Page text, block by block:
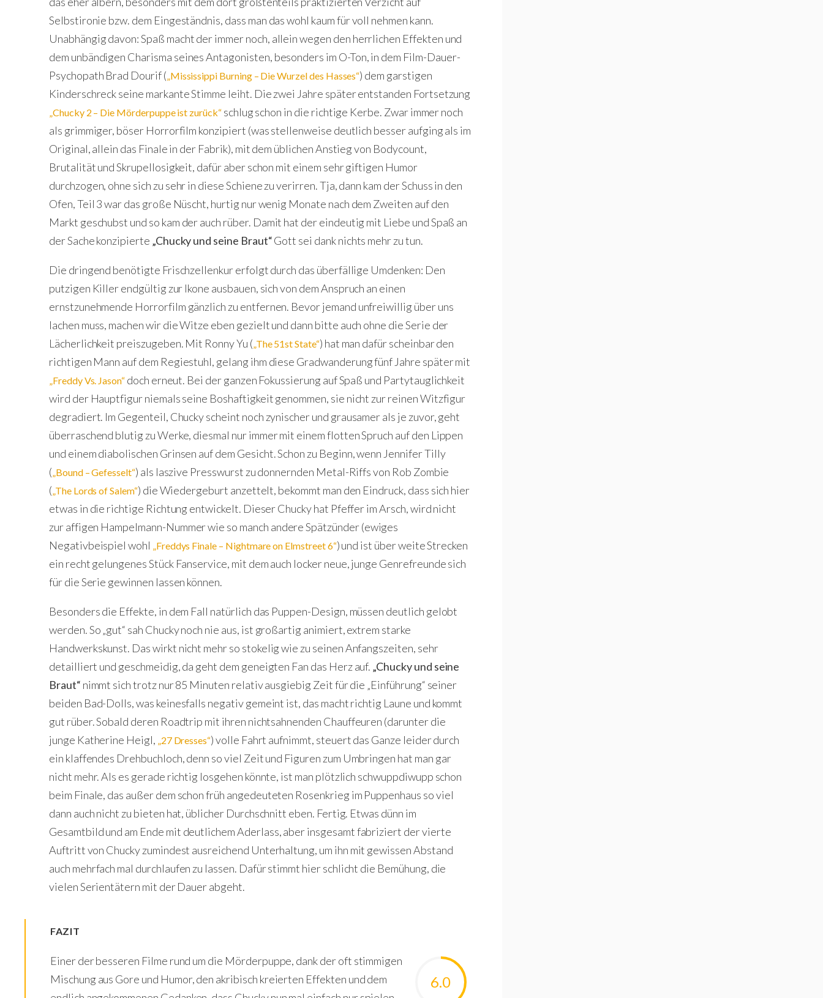
Selbstironie bzw. dem Eingeständnis, dass man das wohl kaum für voll nehmen kann.
Unabhängig davon: Spaß macht der immer noch, allein wegen den herrlichen Effekten und
dem unbändigen Charisma seines Antagonisten, besonders im O-Ton, in dem Film-Dauer-
Psychopath Brad Dourif („Mississippi Burning – Die Wurzel des Hasses“) dem garstigen
Kinderschreck seine markante Stimme leiht. Die zwei Jahre später entstanden Fortsetzung
„Chucky 2 – Die Mörderpuppe ist zurück“schlug schon in die richtige Kerbe. Zwar immer noch
als grimmiger, böser Horrorfilm konzipiert (was stellenweise deutlich besser aufging als im
Original, allein das Finale in der Fabrik), mit dem üblichen Anstieg von Bodycount,
Brutalität und Skrupellosigkeit, dafür aber schon mit einem sehr giftigen Humor
durchzogen, ohne sich zu sehr in diese Schiene zu verirren. Tja, dann kam der Schuss in den
Ofen, Teil 3 war das große Nüscht, hurtig nur wenig Monate nach dem Zweiten auf den
Markt geschubst und so kam der auch rüber. Damit hat der eindeutig mit Liebe und Spaß an
der Sache konzipierte „Chucky und seine Braut“Gott sei dank nichts mehr zu tun.
Die dringend benötigte Frischzellenkur erfolgt durch das überfällige Umdenken: Den
putzigen Killer endgültig zur Ikone ausbauen, sich von dem Anspruch an einen
ernstzunehmende Horrorfilm gänzlich zu entfernen. Bevor jemand unfreiwillig über uns
lachen muss, machen wir die Witze eben gezielt und dann bitte auch ohne die Serie der
Lächerlichkeit preiszugeben. Mit Ronny Yu („The 51st State“) hat man dafür scheinbar den
richtigen Mann auf dem Regiestuhl, gelang ihm diese Gradwanderung fünf Jahre später mit
„Freddy Vs. Jason“ doch erneut. Bei der ganzen Fokussierung auf Spaß und Partytauglichkeit
wird der Hauptfigur niemals seine Boshaftigkeit genommen, sie nicht zur reinen Witzfigur
degradiert. Im Gegenteil, Chucky scheint noch zynischer und grausamer als je zuvor, geht
überraschend blutig zu Werke, diesmal nur immer mit einem flotten Spruch auf den Lippen
und einem diabolischen Grinsen auf dem Gesicht. Schon zu Beginn, wenn Jennifer Tilly
(„Bound – Gefesselt“) als laszive Presswurst zu donnernden Metal-Riffs von Rob Zombie
(„The Lords of Salem“) die Wiedergeburt anzettelt, bekommt man den Eindruck, dass sich hier
etwas in die richtige Richtung entwickelt. Dieser Chucky hat Pfeffer im Arsch, wird nicht
zur affigen Hampelmann-Nummer wie so manch andere Spätzünder (ewiges
Negativbeispiel wohl „Freddys Finale – Nightmare on Elmstreet 6“) und ist über weite Strecken
ein recht gelungenes Stück Fanservice, mit dem auch locker neue, junge Genrefreunde sich
für die Serie gewinnen lassen können.
Besonders die Effekte, in dem Fall natürlich das Puppen-Design, müssen deutlich gelobt
werden. So „gut“ sah Chucky noch nie aus, ist großartig animiert, extrem starke
Handwerkskunst. Das wirkt nicht mehr so stokelig wie zu seinen Anfangszeiten, sehr
detailliert und geschmeidig, da geht dem geneigten Fan das Herz auf. „Chucky und seine
Braut“ nimmt sich trotz nur 85 Minuten relativ ausgiebig Zeit für die „Einführung“ seiner
beiden Bad-Dolls, was keinesfalls negativ gemeint ist, das macht richtig Laune und kommt
gut rüber. Sobald deren Roadtrip mit ihren nichtsahnenden Chauffeuren (darunter die
junge Katherine Heigl, „27 Dresses“) volle Fahrt aufnimmt, steuert das Ganze leider durch
ein klaffendes Drehbuchloch, denn so viel Zeit und Figuren zum Umbringen hat man gar
nicht mehr. Als es gerade richtig losgehen könnte, ist man plötzlich schwuppdiwupp schon
beim Finale, das außer dem schon früh angedeuteten Rosenkrieg im Puppenhaus so viel
dann auch nicht zu bieten hat, üblicher Durchschnitt eben. Fertig. Etwas dünn im
Gesamtbild und am Ende mit deutlichem Aderlass, aber insgesamt fabriziert der vierte
Auftritt von Chucky zumindest ausreichend Unterhaltung, um ihn mit gewissen Abstand
auch mehrfach mal durchlaufen zu lassen. Dafür stimmt hier schlicht die Bemühung, die
vielen Serientätern mit der Dauer abgeht.
FAZIT
6.0
Einer der besseren Filme rund um die Mörderpuppe, dank der oft stimmigen
Mischung aus Gore und Humor, den akribisch kreierten Effekten und dem